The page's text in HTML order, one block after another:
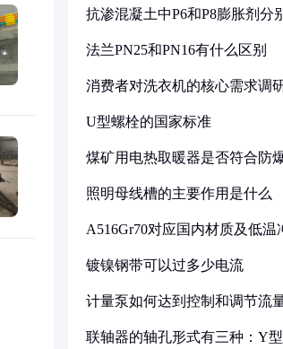
抗渗混凝土中P6和P8膨胀剂分
法兰PN25和PN16有什么区别
消费者对洗衣机的核心需求调
U型螺栓的国家标准
煤矿用电热取暖器是否符合防
照明母线槽的主要作用是什么
A516Gr70对应国内材质及低温
镀镍钢带可以过多少电流
计量泵如何达到控制和调节流
联轴器的轴孔形式有三种：Y